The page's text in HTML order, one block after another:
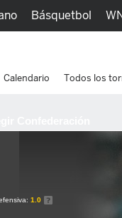
1.0
Básquetbol
Calendario Todos los